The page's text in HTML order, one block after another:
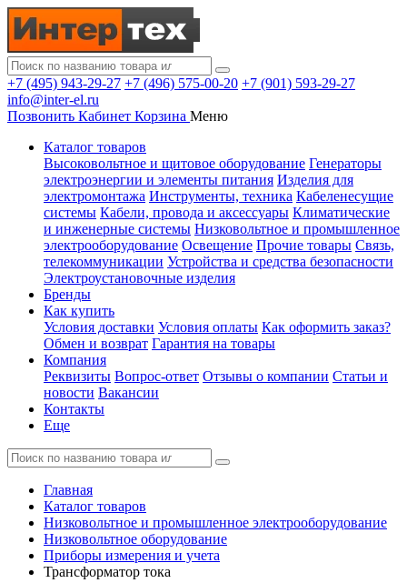
+7 (495) 943-29-27 +7 (496) 575-00-20 +7 (901) 593-29-27
info@inter-el.ru
Позвонить Кабинет Корзина Меню
Каталог товаров
Высоковольтное и щитовое оборудование Генераторы
электроэнергии и элементы питания Изделия для
электромонтажа Инструменты, техника Кабеленесущие
системы Кабели, провода и аксессуары Климатические
и инженерные системы Низковольтное и промышленное
электрооборудование Освещение Прочие товары Связь,
телекоммуникации Устройства и средства безопасности
Электроустановочные изделия
Бренды
Как купить
Условия доставки Условия оплаты Как оформить заказ?
Обмен и возврат Гарантия на товары
Компания
Реквизиты Вопрос-ответ Отзывы о компании Статьи и
новости Вакансии
Контакты
Еще
Главная
Каталог товаров
Низковольтное и промышленное электрооборудование
Низковольтное оборудование
Приборы измерения и учета
Трансформатор тока